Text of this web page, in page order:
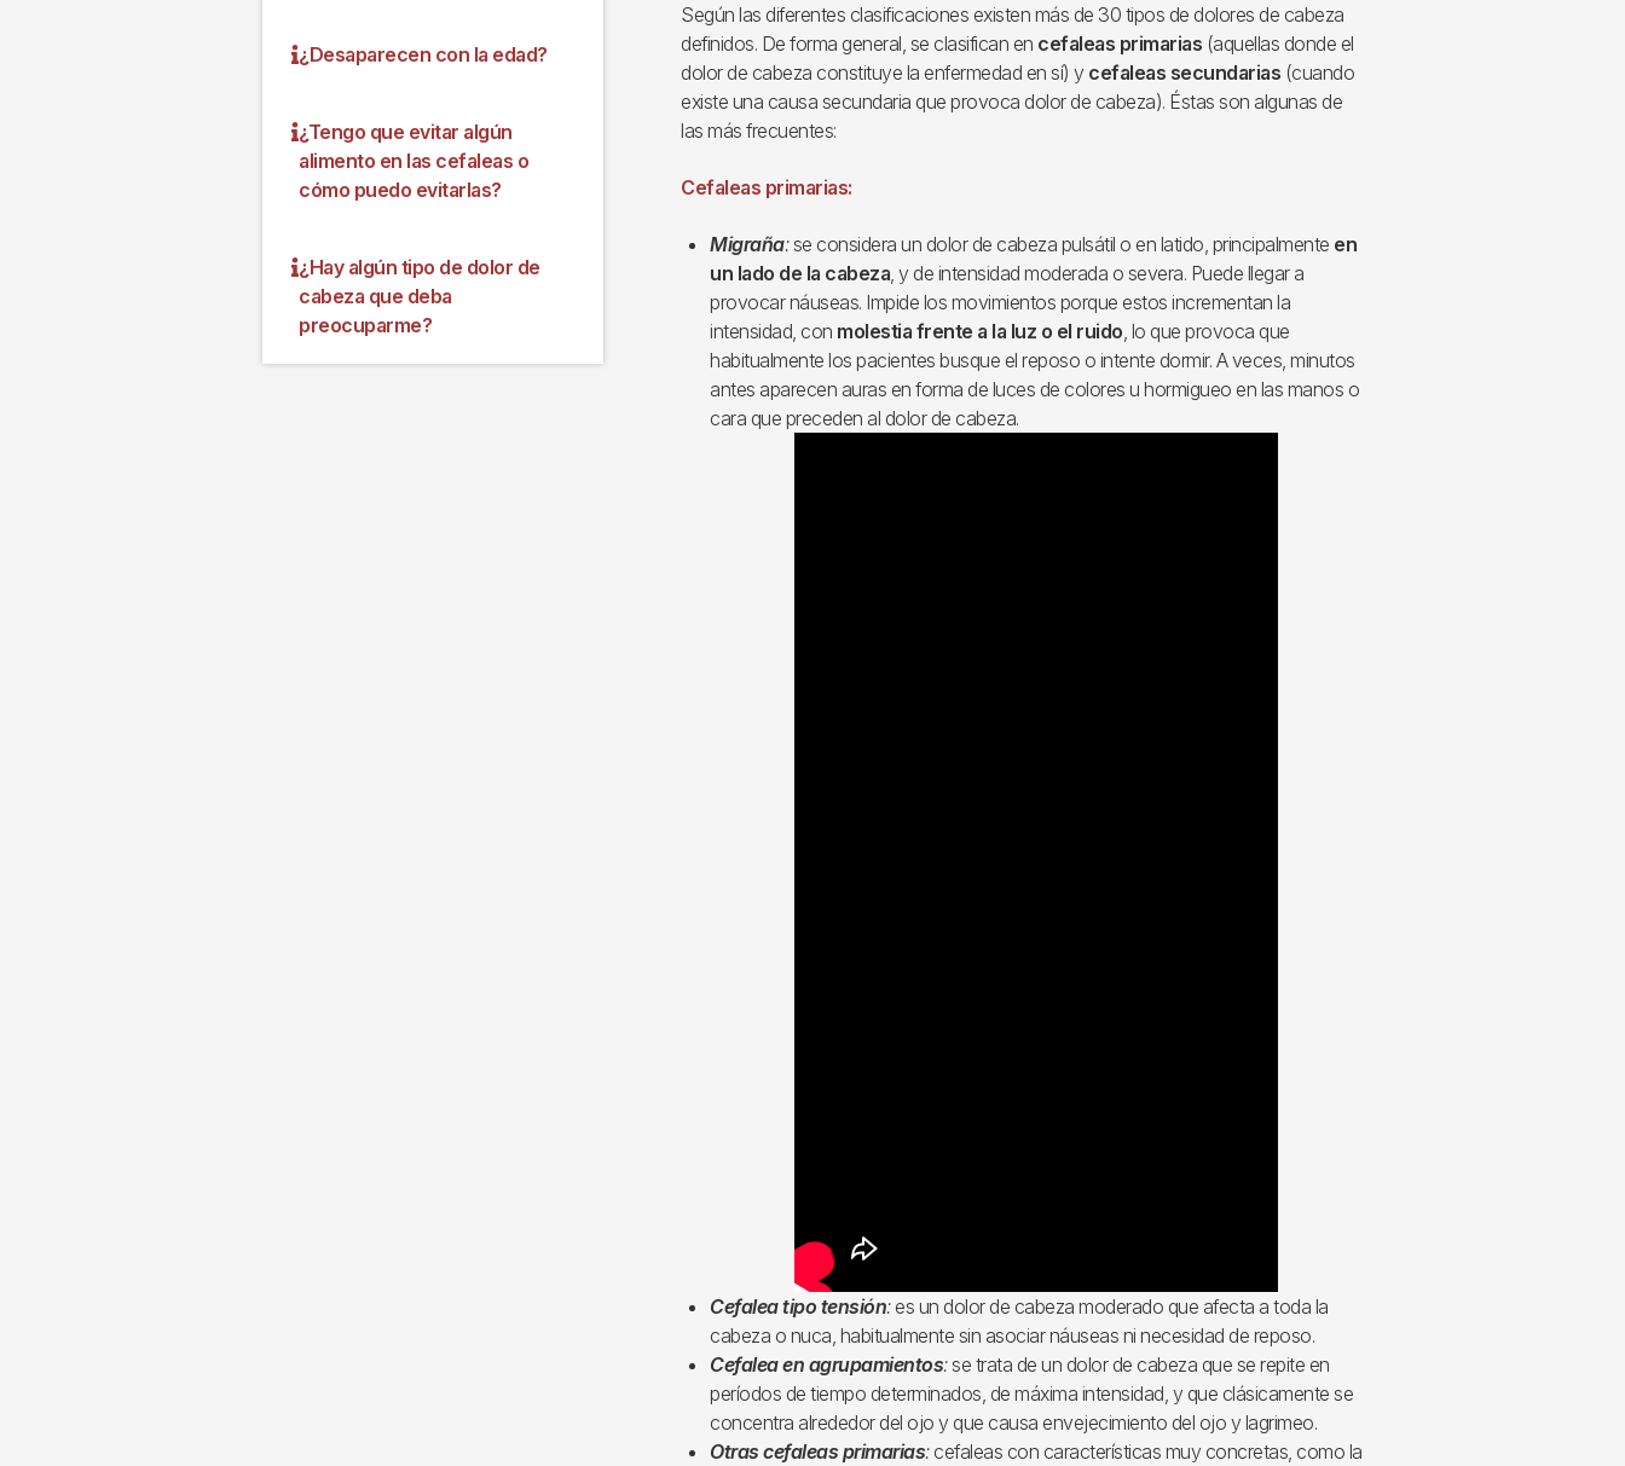
¿Desaparecen con la edad?
¿Tengo que evitar algún
alimento en las cefaleas o
cómo puedo evitarlas?
¿Hay algún tipo de dolor de
cabeza que deba
preocuparme?
Según las diferentes clasificaciones existen más de 30 tipos de dolores de cabeza
definidos. De forma general, se clasifican en cefaleas primarias (aquellas donde el
dolor de cabeza constituye la enfermedad en sí) y cefaleas secundarias (cuando
existe una causa secundaria que provoca dolor de cabeza). Éstas son algunas de
las más frecuentes:
Cefaleas primarias:
Migraña:se considera un dolor de cabeza pulsátil o en latido, principalmente en
un lado de la cabeza , y de intensidad moderada o severa. Puede llegar a
provocar náuseas. Impide los movimientos porque estos incrementan la
intensidad, con molestia frente a la luz o el ruido , lo que provoca que
habitualmente los pacientes busque el reposo o intente dormir. A veces, minutos
antes aparecen auras en forma de luces de colores u hormigueo en las manos o
cara que preceden al dolor de cabeza.
Cefalea tipo tensión:es un dolor de cabeza moderado que afecta a toda la
cabeza o nuca, habitualmente sin asociar náuseas ni necesidad de reposo.
Cefalea en agrupamientos:se trata de un dolor de cabeza que se repite en
períodos de tiempo determinados, de máxima intensidad, y que clásicamente se
concentra alrededor del ojo y que causa envejecimiento del ojo y lagrimeo.
Otras cefaleas primarias:cefaleas con características muy concretas, como la